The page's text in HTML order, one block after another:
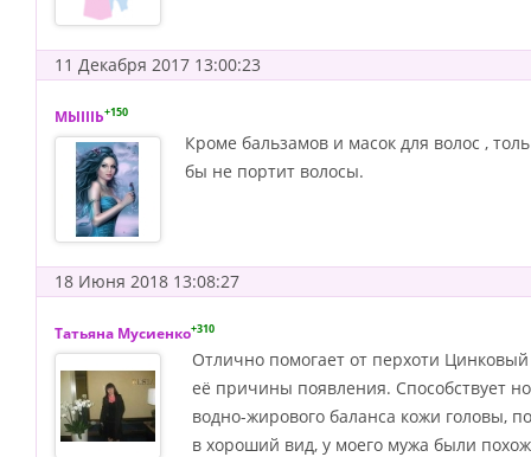
11 Декабря 2017 13:00:23
МЫIIIЬ+150
Кроме бальзамов и масок для волос ,
бы не портит волосы.
18 Июня 2018 13:08:27
Татьяна Мусиенко+310
Отлично помогает от перхоти
её причины появления. Способствует
водно-жирового баланса кожи головы,
в хороший вид, у моего мужа были